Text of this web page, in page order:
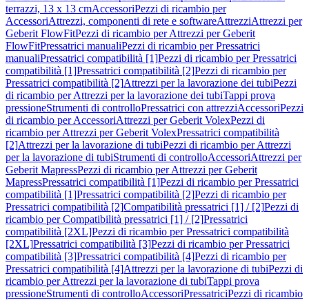
terrazzi, 13 x 13 cmAccessoriPezzi di ricambio per
AccessoriAttrezzi, componenti di rete e softwareAttrezziAttrezzi per
Geberit FlowFitPezzi di ricambio per Attrezzi per Geberit
FlowFitPressatrici manualiPezzi di ricambio per Pressatrici
manualiPressatrici compatibilità [1]Pezzi di ricambio per Pressatrici
compatibilità [1]Pressatrici compatibilità [2]Pezzi di ricambio per
Pressatrici compatibilità [2]Attrezzi per la lavorazione dei tubiPezzi
di ricambio per Attrezzi per la lavorazione dei tubiTappi prova
pressioneStrumenti di controlloPressatrici con attrezziAccessoriPezzi
di ricambio per AccessoriAttrezzi per Geberit VolexPezzi di
ricambio per Attrezzi per Geberit VolexPressatrici compatibilità
[2]Attrezzi per la lavorazione di tubiPezzi di ricambio per Attrezzi
per la lavorazione di tubiStrumenti di controlloAccessoriAttrezzi per
Geberit MapressPezzi di ricambio per Attrezzi per Geberit
MapressPressatrici compatibilità [1]Pezzi di ricambio per Pressatrici
compatibilità [1]Pressatrici compatibilità [2]Pezzi di ricambio per
Pressatrici compatibilità [2]Compatibilità pressatrici [1] / [2]Pezzi di
ricambio per Compatibilità pressatrici [1] / [2]Pressatrici
compatibilità [2XL]Pezzi di ricambio per Pressatrici compatibilità
[2XL]Pressatrici compatibilità [3]Pezzi di ricambio per Pressatrici
compatibilità [3]Pressatrici compatibilità [4]Pezzi di ricambio per
Pressatrici compatibilità [4]Attrezzi per la lavorazione di tubiPezzi di
ricambio per Attrezzi per la lavorazione di tubiTappi prova
pressioneStrumenti di controlloAccessoriPressatriciPezzi di ricambio